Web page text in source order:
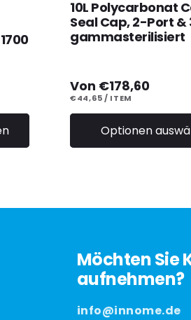
10L Polycarbonat
Seal Cap, 2-Port &
gammasterilisiert
Normaler
Preis
Von €178,60
STÜCKPREIS
€44,65/ PRO
ITEM
Optionen
Möchten Sie
aufnehmen?
info@innome.de